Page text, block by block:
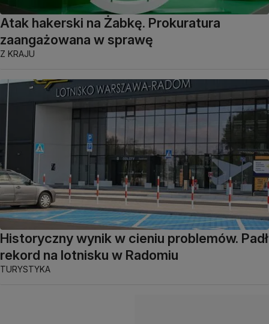
Atak hakerski na Żabkę. Prokuratura
zaangażowana w sprawę
Z KRAJU
Historyczny wynik w cieniu problemów. Padł
rekord na lotnisku w Radomiu
TURYSTYKA